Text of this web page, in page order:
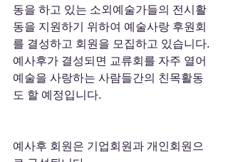
동을 하고 있는 소외예술가들의 전시활
동을 지원하기 위하여 예술사랑 후원회
를 결성하고 회원을 모집하고 있습니다.
예사후가 결성되면 교류회를 자주 열어
예술을 사랑하는 사람들간의 친목활동
도 할 예정입니다.
예사후 회원은 기업회원과 개인회원으